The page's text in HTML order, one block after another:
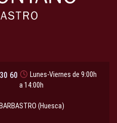
60
Lunes-Viernes de 9:00h
a 14:00h
(Huesca)